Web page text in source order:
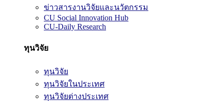
ข่าวสารงานวิจัยและนวัตกรรม
CU Social Innovation Hub
CU-Daily Research
ทุนวิจัย
ทุนวิจัย
ทุนวิจัยในประเทศ
ทุนวิจัยต่างประเทศ